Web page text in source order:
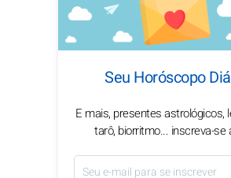
Seu Horóscopo
E mais, presentes astrológicos,
tarô, biorritmo... inscreva-se